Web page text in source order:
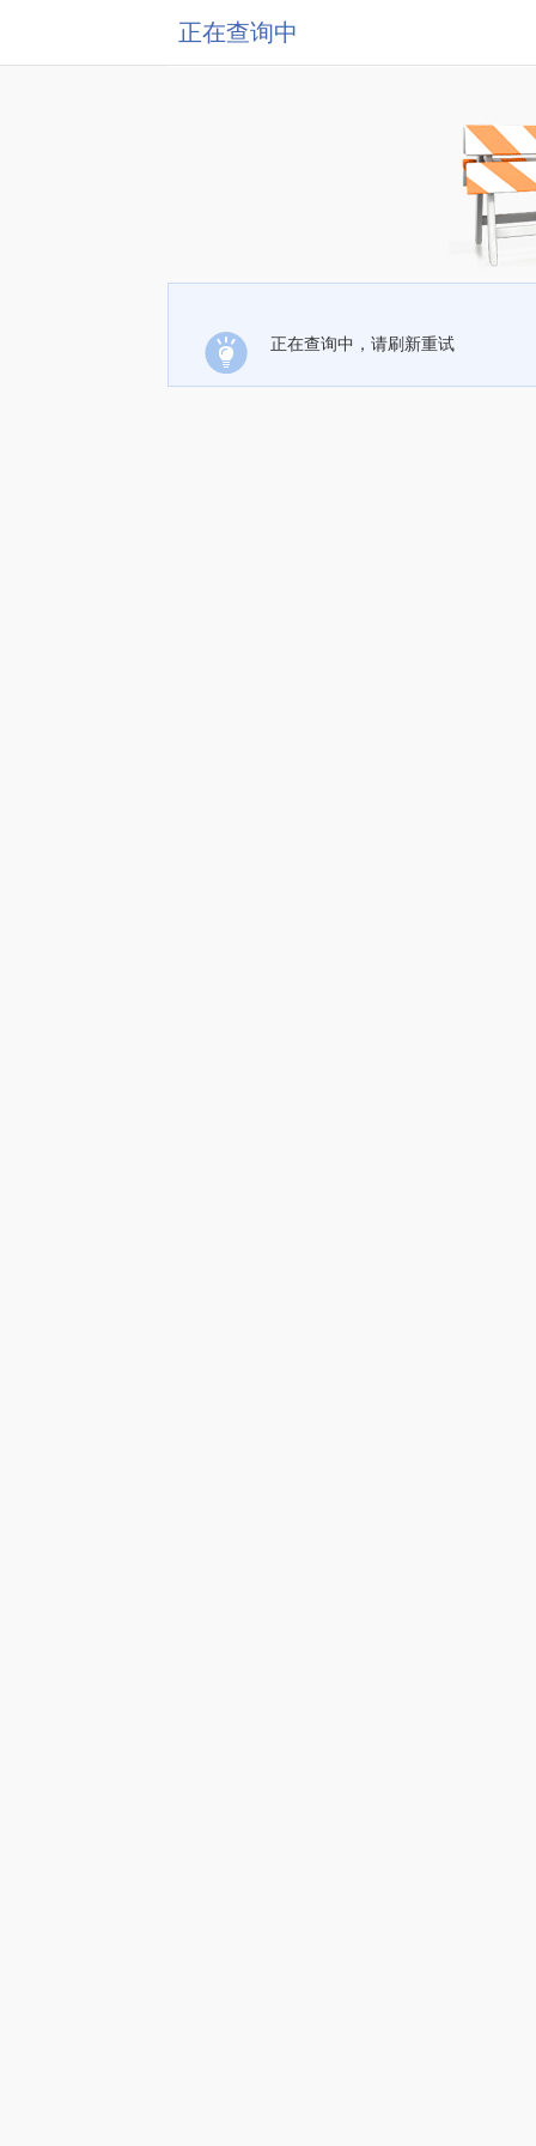
正在查询中
正在查询中，请刷新重试